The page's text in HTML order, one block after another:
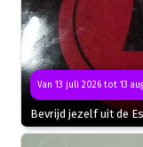
Van 13 juli 2026 tot 13
Bevrijd jezelf uit de